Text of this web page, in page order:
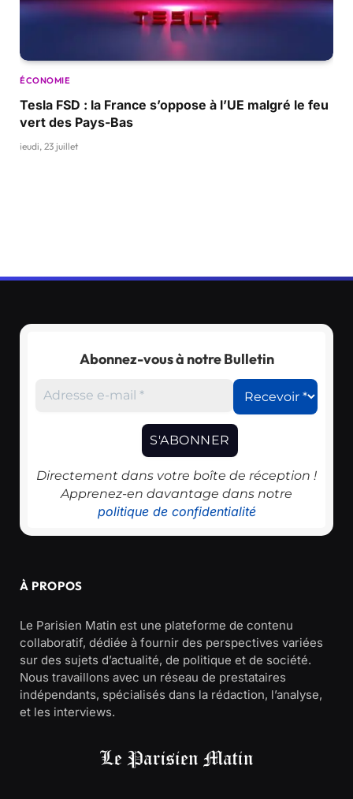
ÉCONOMIE
Tesla FSD : la France s’oppose à l’UE malgré le feu
vert des Pays-Bas
jeudi, 23 juillet
Abonnez-vous à notre Bulletin
Directement dans votre boîte de réception !
Apprenez-en davantage dans notre
politique de confidentialité
À PROPOS
Le Parisien Matin est une plateforme de contenu
collaboratif, dédiée à fournir des perspectives variées
sur des sujets d’actualité, de politique et de société.
Nous travaillons avec un réseau de prestataires
indépendants, spécialisés dans la rédaction, l’analyse,
et les interviews.